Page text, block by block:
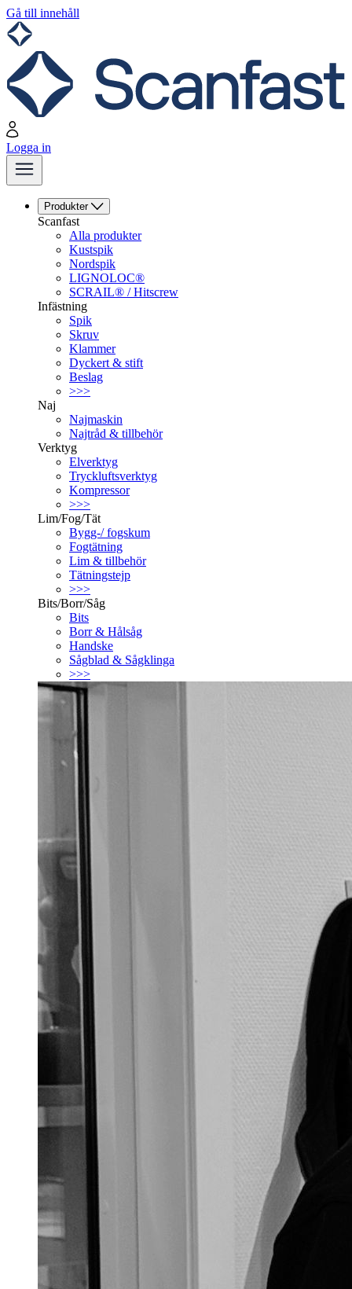
Gå till innehåll
Logga in
Produkter
Scanfast
Alla produkter
Kustspik
Nordspik
LIGNOLOC®
SCRAIL® / Hitscrew
Infästning
Spik
Skruv
Klammer
Dyckert & stift
Beslag
>>>
Naj
Najmaskin
Najtråd & tillbehör
Verktyg
Elverktyg
Tryckluftsverktyg
Kompressor
>>>
Lim/Fog/Tät
Bygg-/ fogskum
Fogtätning
Lim & tillbehör
Tätningstejp
>>>
Bits/Borr/Såg
Bits
Borr & Hålsåg
Handske
Sågblad & Sågklinga
>>>